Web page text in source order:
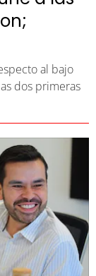
al bajo
dos primeras